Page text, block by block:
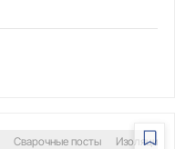
Сварочные посты Изоляция